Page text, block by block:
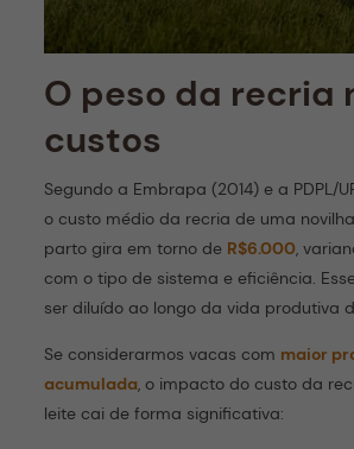
O peso da recria
custos
Segundo a Embrapa (2014) e a PDPL/
o custo médio da recria de uma
parto gira em torno de R$6.000,
com o tipo de sistema e eficiência.
ser diluído ao longo da vida produtiva
Se considerarmos vacas com maior
acumulada, o impacto do custo da
leite cai de forma significativa: